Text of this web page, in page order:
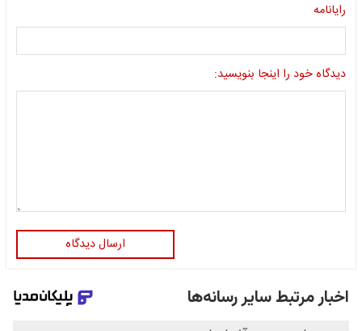
رایانامه
دیدگاه خود را اینجا بنویسید:
ارسال دیدگاه